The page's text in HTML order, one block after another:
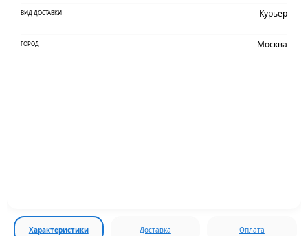
ВИД ДОСТАВКИ Курьер
ГОРОД Москва
Характеристики Доставка Оплата